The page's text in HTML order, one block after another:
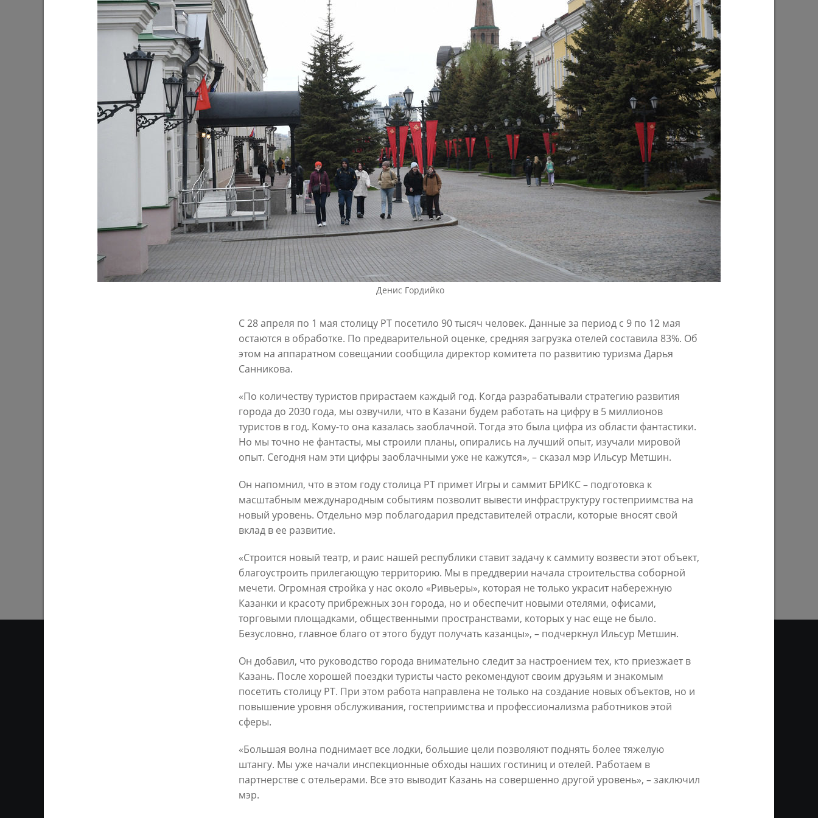
Ильсур Метшин: «Входная группа в
Ленинский сад станет удобнее и
Ильсур Метшин: «Мы начали
обустраивать инфраструктуру
поселков для многодетных семей»
03/08/2026
В Казани выбрали лучшего
общественного воспитателя 2026 года
03/08/2026
Ильсур Метшин: «Надеюсь, парковый
вандализм скоро уйдет в прошлое»
03/08/2026
Мэр Казани поблагодарил «Парковых
На «Новой волне» в Казани выступят
Олег Газманов, Николай Расторгуев,
Дима Билан, Филипп Киркоров
03/08/2026
И.Метшин: «В Салават Купере
строится один из самых больших
инклюзивных центров «Доброй
Казани»»
30/07/2026
Ильсур Метшин о строительстве
Центра спорта «Физра»: «Сюда
хочется прийти после работы и
заняться спортом»
И. Метшин: «Общее количество
засоров снижается, но до 60
аварийных выездов в день – это все
27/07/2026
В Казани отремонтируют в этом году
15,6 км сетей «Водоканала»
27/07/2026
В Казани предпринимателям начнут
предоставлять субсидии на
строительство пунктов приема
27/07/2026
ПРЕДЫДУЩАЯ СТРАНИЦА
Денис Гордийко
С 28 апреля по 1 мая столицу РТ посетило 90 тысяч человек. Данные за период с 9 по 12 мая
остаются в обработке. По предварительной оценке, средняя загрузка отелей составила 83%. Об
этом на аппаратном совещании сообщила директор комитета по развитию туризма Дарья
Санникова.
«По количеству туристов прирастаем каждый год. Когда разрабатывали стратегию развития
города до 2030 года, мы озвучили, что в Казани будем работать на цифру в 5 миллионов
туристов в год. Кому-то она казалась заоблачной. Тогда это была цифра из области фантастики.
Но мы точно не фантасты, мы строили планы, опирались на лучший опыт, изучали мировой
опыт. Сегодня нам эти цифры заоблачными уже не кажутся», – сказал мэр Ильсур Метшин.
Он напомнил, что в этом году столица РТ примет Игры и саммит БРИКС – подготовка к
масштабным международным событиям позволит вывести инфраструктуру гостеприимства на
новый уровень. Отдельно мэр поблагодарил представителей отрасли, которые вносят свой
вклад в ее развитие.
«Строится новый театр, и раис нашей республики ставит задачу к саммиту возвести этот объект,
благоустроить прилегающую территорию. Мы в преддверии начала строительства соборной
мечети. Огромная стройка у нас около «Ривьеры», которая не только украсит набережную
Казанки и красоту прибрежных зон города, но и обеспечит новыми отелями, офисами,
торговыми площадками, общественными пространствами, которых у нас еще не было.
Безусловно, главное благо от этого будут получать казанцы», – подчеркнул Ильсур Метшин.
Он добавил, что руководство города внимательно следит за настроением тех, кто приезжает в
Казань. После хорошей поездки туристы часто рекомендуют своим друзьям и знакомым
посетить столицу РТ. При этом работа направлена не только на создание новых объектов, но и
повышение уровня обслуживания, гостеприимства и профессионализма работников этой
сферы.
«Большая волна поднимает все лодки, большие цели позволяют поднять более тяжелую
штангу. Мы уже начали инспекционные обходы наших гостиниц и отелей. Работаем в
партнерстве с отельерами. Все это выводит Казань на совершенно другой уровень», – заключил
мэр.
Официальный сайт Мэра Казани
ОТ ПЕРВОГО ЛИЦА НОВОСТИ БИОГРАФИЯ ФОТО ВИДЕО
Ответственным за информационное наполнение и сопровождение сайта Мэра Казани является информационное агентство «Город
Казань KZN.RU». Все материалы сайта Мэра Казани могут быть воспроизведены в любых средствах массовой информации, на серверах
ретрансляции является ссылка на первоисточник (в случае копирования информации портала в сети Интернет - интерактивная
ссылка). Предварительного согласия на перепечатку со стороны информационного агентства «Город Казань KZN.RU» и пресс-службы
Мэрии Казани не требуется.